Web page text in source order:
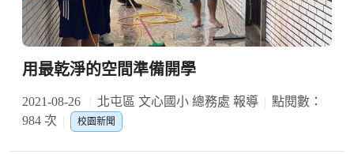
用最乾淨的空間準備開學
2021-08-26 北屯區 文心國小 總務處 報導
點閱數：
984 次
校園新聞